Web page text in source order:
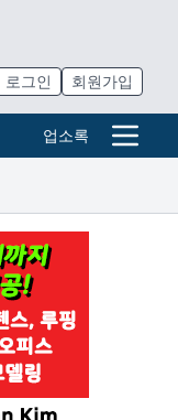
로그인 회원가입
업소록